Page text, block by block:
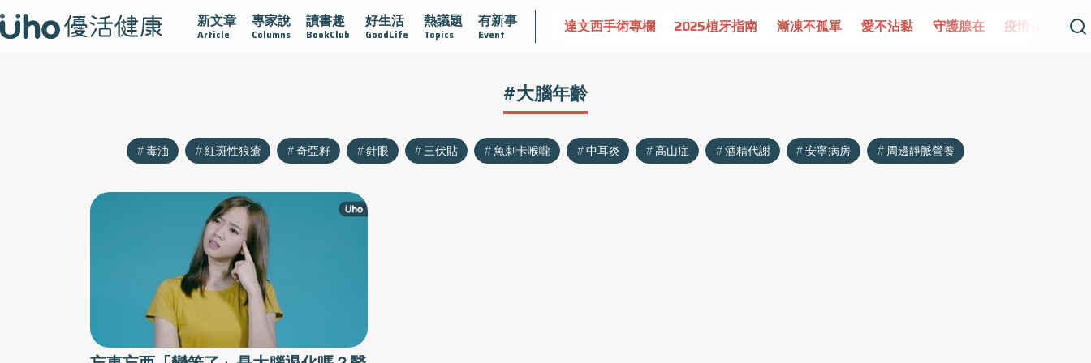
新文章
Article
專家說
Columns
讀書趣
BookClub
好生活
GoodLife
熱議題
Topics
有新事
Event
黏 守護腺在 疫情保衛戰 再生醫學 愛的未來視 認識攝護腺肥大 守護骨骼健康 達文西手術專欄 2025植牙指南 漸凍不孤單 愛不沾黏 守護腺在 疫情保衛戰
#大腦年齡
毒油 紅斑性狼瘡 奇亞籽 針眼 三伏貼 魚刺卡喉嚨 中耳炎 高山症 酒精代謝 安寧病房 周邊靜脈營養